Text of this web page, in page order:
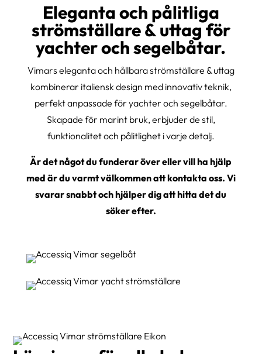
Eleganta och pålitliga
strömställare & uttag för
yachter och segelbåtar.
Vimars eleganta och hållbara strömställare & uttag
kombinerar italiensk design med innovativ teknik,
perfekt anpassade för yachter och segelbåtar.
Skapade för marint bruk, erbjuder de stil,
funktionalitet och pålitlighet i varje detalj.
Är det något du funderar över eller vill ha hjälp
med är du varmt välkommen att kontakta oss. Vi
svarar snabbt och hjälper dig att hitta det du
söker efter.